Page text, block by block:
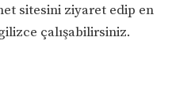
sitesini ziyaret edip en
çalışabilirsiniz.